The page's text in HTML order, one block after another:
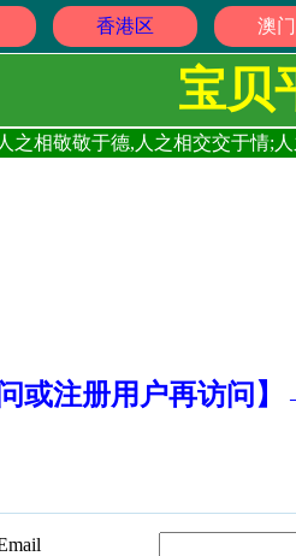
香港区 澳
宝贝
之相敬敬于德,人之相交交于情;
或注册用户再访问